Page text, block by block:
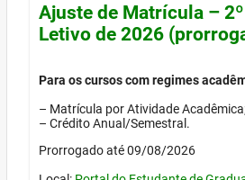
Ajuste de Matrícula –
Letivo de 2026
Para os cursos com regimes
– Matrícula por Atividade
– Crédito Anual/Semestral.
Prorrogado até 09/08/2026